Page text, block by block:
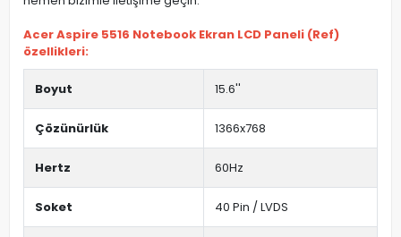
Acer Aspire 5516 Notebook Ekran LCD Paneli (Ref)
özellikleri:
Boyut 15.6''
Çözünürlük 1366x768
Hertz 60Hz
Soket 40 Pin / LVDS